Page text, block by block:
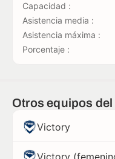
Capacidad :
Asistencia media :
Asistencia máxima :
Porcentaje :
Otros equipos
Victory
Victory